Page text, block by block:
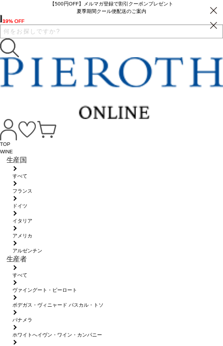
【500円OFF】メルマガ登録で割引クーポンプレゼント
夏季期間クール便配送のご案内
TOP
WINE
生産国
すべて
フランス
ドイツ
イタリア
アメリカ
アルゼンチン
生産者
すべて
ヴァイングート・ピーロート
ボデガス・ヴィニャード パスカル・トソ
パナメラ
ホワイトへイヴン・ワイン・カンパニー
19% OFF
33% OFF